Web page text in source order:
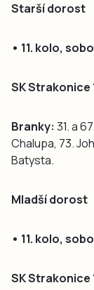
Starší dorost
• 11. kolo,
SK Strakonice
Branky: 31. a
Chalupa, 73.
Batysta.
Mladší dorost
• 11. kolo,
SK Strakonice